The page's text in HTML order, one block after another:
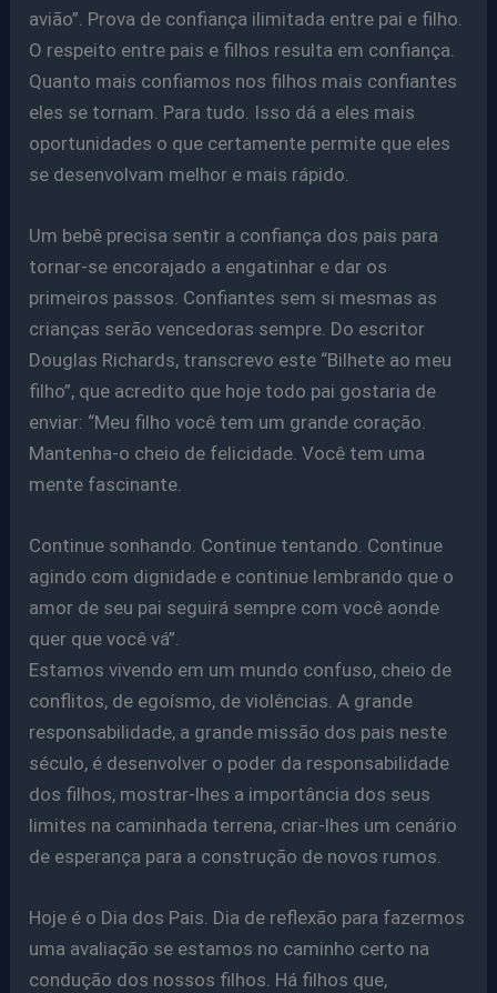
avião”. Prova de confiança ilimitada entre pai e filho.
O respeito entre pais e filhos resulta em confiança.
Quanto mais confiamos nos filhos mais confiantes
eles se tornam. Para tudo. Isso dá a eles mais
oportunidades o que certamente permite que eles
se desenvolvam melhor e mais rápido.
Um bebê precisa sentir a confiança dos pais para
tornar-se encorajado a engatinhar e dar os
primeiros passos. Confiantes sem si mesmas as
crianças serão vencedoras sempre. Do escritor
Douglas Richards, transcrevo este “Bilhete ao meu
filho”, que acredito que hoje todo pai gostaria de
enviar: “Meu filho você tem um grande coração.
Mantenha-o cheio de felicidade. Você tem uma
mente fascinante.
Continue sonhando. Continue tentando. Continue
agindo com dignidade e continue lembrando que o
amor de seu pai seguirá sempre com você aonde
quer que você vá”.
Estamos vivendo em um mundo confuso, cheio de
conflitos, de egoísmo, de violências. A grande
responsabilidade, a grande missão dos pais neste
século, é desenvolver o poder da responsabilidade
dos filhos, mostrar-lhes a importância dos seus
limites na caminhada terrena, criar-lhes um cenário
de esperança para a construção de novos rumos.
Hoje é o Dia dos Pais. Dia de reflexão para fazermos
uma avaliação se estamos no caminho certo na
condução dos nossos filhos. Há filhos que,